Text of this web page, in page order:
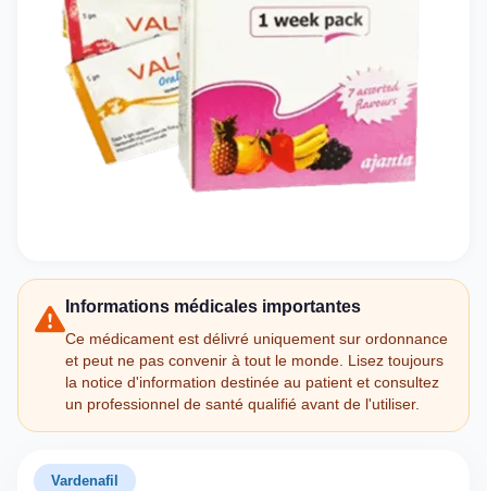
Informations médicales importantes
Ce médicament est délivré uniquement sur ordonnance
et peut ne pas convenir à tout le monde. Lisez toujours
la notice d'information destinée au patient et consultez
un professionnel de santé qualifié avant de l'utiliser.
Vardenafil